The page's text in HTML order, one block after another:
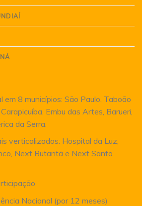
em 8 municípios: São Paulo, Taboão
Embu das Artes, Barueri,
da Serra.
verticalizados: Hospital da Luz,
Next Butantã e Next Santo
Nacional (por 12 meses)